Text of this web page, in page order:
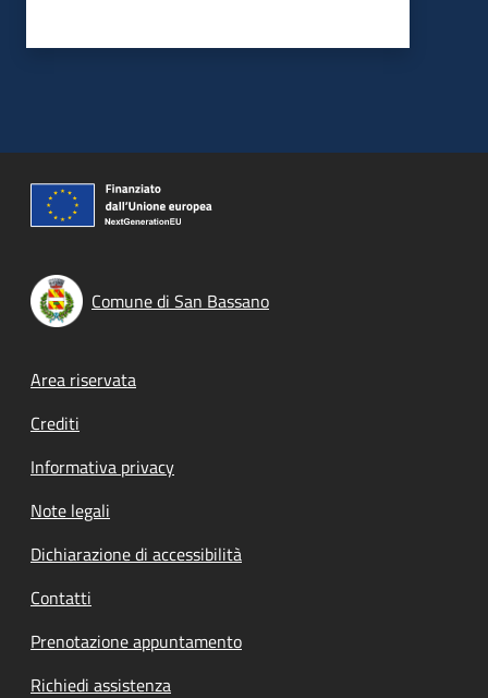
Comune di San Bassano
Footer menu
Area riservata
Crediti
Informativa privacy
Note legali
Dichiarazione di accessibilità
Contatti
Prenotazione appuntamento
Richiedi assistenza